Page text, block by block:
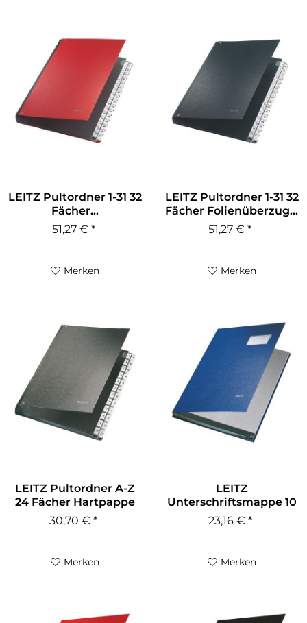
LEITZ Pultordner 1-31 32
Fächer...
51,27 € *
Merken
LEITZ Pultordner 1-31 32
Fächer Folienüberzug...
51,27 € *
Merken
LEITZ Pultordner A-Z
24 Fächer Hartpappe
mit...
30,70 € *
Merken
LEITZ
Unterschriftsmappe 10
Fächer blau...
23,16 € *
Merken